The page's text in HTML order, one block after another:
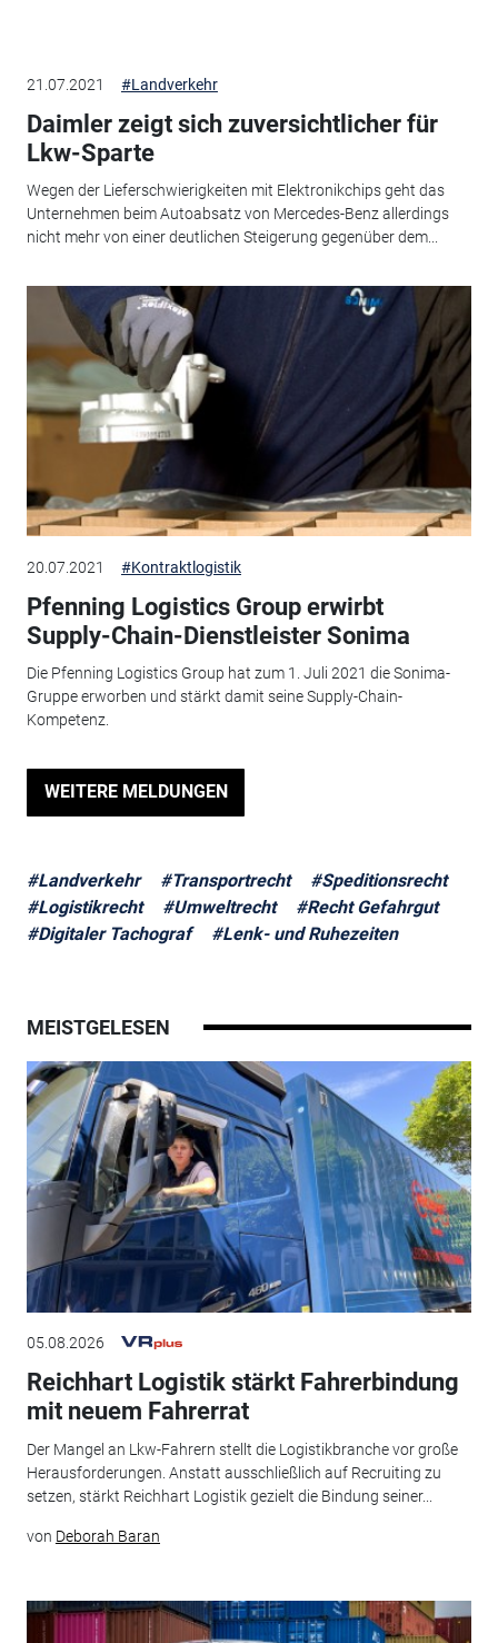
21.07.2021 #Landverkehr
Daimler zeigt sich zuversichtlicher für
Lkw-Sparte
Wegen der Lieferschwierigkeiten mit Elektronikchips geht das
Unternehmen beim Autoabsatz von Mercedes-Benz allerdings
nicht mehr von einer deutlichen Steigerung gegenüber dem...
20.07.2021 #Kontraktlogistik
Pfenning Logistics Group erwirbt
Supply-Chain-Dienstleister Sonima
Die Pfenning Logistics Group hat zum 1. Juli 2021 die Sonima-
Gruppe erworben und stärkt damit seine Supply-Chain-
Kompetenz.
WEITERE MELDUNGEN
#Landverkehr #Transportrecht
#Speditionsrecht
#Logistikrecht
#Umweltrecht
#Recht Gefahrgut
#Digitaler Tachograf
#Lenk- und Ruhezeiten
MEISTGELESEN
05.08.2026
Reichhart Logistik stärkt Fahrerbindung
mit neuem Fahrerrat
Der Mangel an Lkw-Fahrern stellt die Logistikbranche vor große
Herausforderungen. Anstatt ausschließlich auf Recruiting zu
setzen, stärkt Reichhart Logistik gezielt die Bindung seiner...
von Deborah Baran